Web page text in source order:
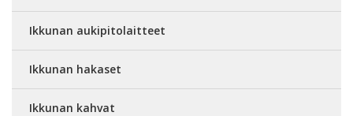
Ikkunan aukipitolaitteet
Ikkunan hakaset
Ikkunan kahvat